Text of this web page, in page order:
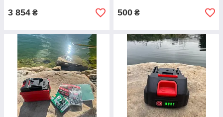
3 854 ₴ 500 ₴